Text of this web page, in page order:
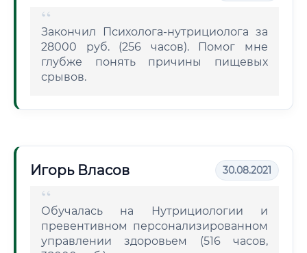
Закончил Психолога-нутрициолога за
28000 руб. (256 часов). Помог мне
глубже понять причины пищевых
срывов.
Игорь Власов 30.08.2021
Обучалась на Нутрициологии и
превентивном персонализированном
управлении здоровьем (516 часов,